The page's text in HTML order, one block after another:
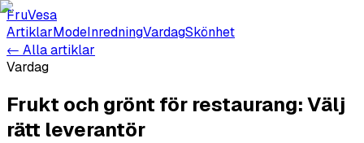
FruVesa
ArtiklarModeInredningVardagSkönhet
← Alla artiklar
Vardag
Frukt och grönt för restaurang: Välj
rätt leverantör